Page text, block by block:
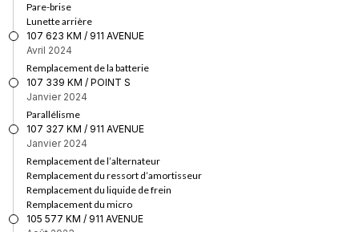
Pare-brise
Lunette arrière
107 623 KM / 911 AVENUE
Avril 2024
Remplacement de la batterie
107 339 KM / POINT S
Janvier 2024
Parallélisme
107 327 KM / 911 AVENUE
Janvier 2024
Remplacement de l’alternateur
Remplacement du ressort d’amortisseur
Remplacement du liquide de frein
Remplacement du micro
105 577 KM / 911 AVENUE